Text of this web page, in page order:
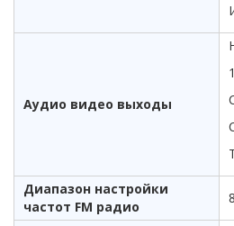
Аудио видео выходы
Диапазон настройки
частот FM радио